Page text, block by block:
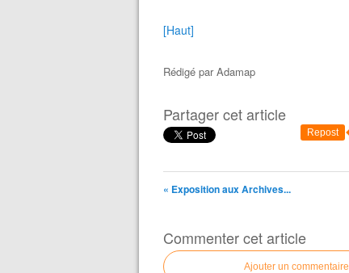
[Haut]
Rédigé parAdamap
Partager cet article
Repost
« Exposition aux Archives...
Commenter cet article
Ajouter un commentaire